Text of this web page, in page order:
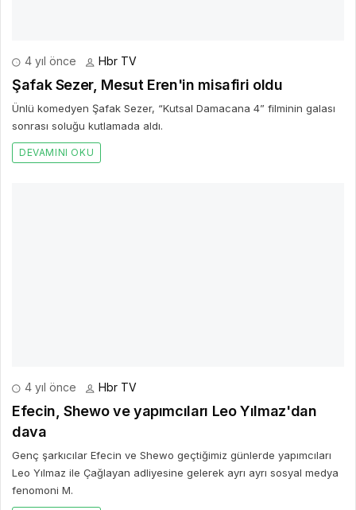
4 yıl önce Hbr TV
Şafak Sezer, Mesut Eren'in misafiri oldu
Ünlü komedyen Şafak Sezer, “Kutsal Damacana 4” filminin galası
sonrası soluğu kutlamada aldı.
DEVAMINI OKU
4 yıl önce Hbr TV
Efecin, Shewo ve yapımcıları Leo Yılmaz'dan
dava
Genç şarkıcılar Efecin ve Shewo geçtiğimiz günlerde yapımcıları
Leo Yılmaz ile Çağlayan adliyesine gelerek ayrı ayrı sosyal medya
fenomoni M.